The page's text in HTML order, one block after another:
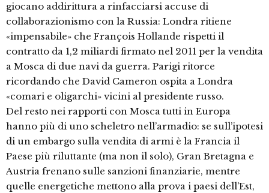
giocano addirittura a rinfacciarsi accuse di
collaborazionismo con la Russia: Londra ritiene
«impensabile» che François Hollande rispetti il
contratto da 1,2 miliardi firmato nel 2011 per la vendita
a Mosca di due navi da guerra. Parigi ritorce
ricordando che David Cameron ospita a Londra
«comari e oligarchi» vicini al presidente russo.
Del resto nei rapporti con Mosca tutti in Europa
hanno più di uno scheletro nell’armadio: se sull’ipotesi
di un embargo sulla vendita di armi è la Francia il
Paese più riluttante (ma non il solo), Gran Bretagna e
Austria frenano sulle sanzioni finanziarie, mentre
quelle energetiche mettono alla prova i paesi dell’Est,